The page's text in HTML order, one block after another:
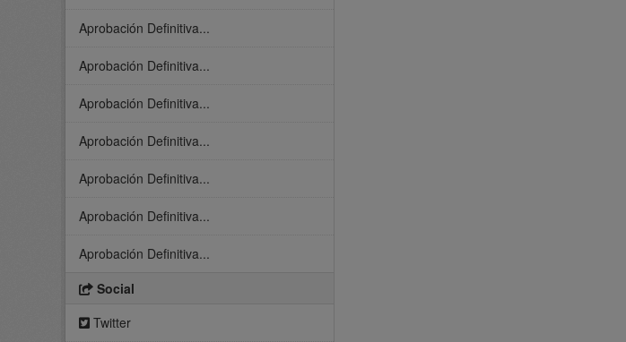
Aprobación Definitiva...
Aprobación Definitiva...
Aprobación Definitiva...
Aprobación Definitiva...
Aprobación Definitiva...
Aprobación Definitiva...
Aprobación Definitiva...
Social
Twitter